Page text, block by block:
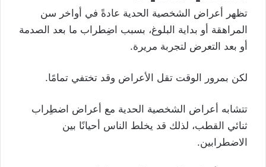
تظهر أعراض الشخصية الحدية عادةً في أواخر سن
المراهقة أو بداية البلوغ، بسبب اضِطراب ما بعد الصدمة
أو بعد التعرض لتجربة مريرة.
لكن بمرور الوقت تقل الأعراض وقد تختفي تمامًا.
تتشابه أعراض الشخصية الحدية مع أعراض اضطِراب
ثنائي القطب، لذلك قد يخلط الناس أحيانًا بين
الاضطرابين.